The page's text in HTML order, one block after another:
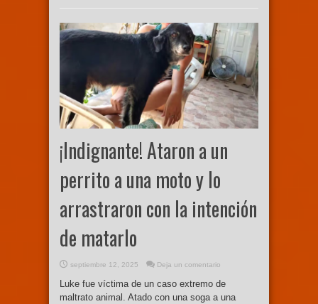
¡Indignante! Ataron a un
perrito a una moto y lo
arrastraron con la intención
de matarlo
septiembre 12, 2025 Deja un comentario
Luke fue víctima de un caso extremo de
maltrato animal. Atado con una soga a una